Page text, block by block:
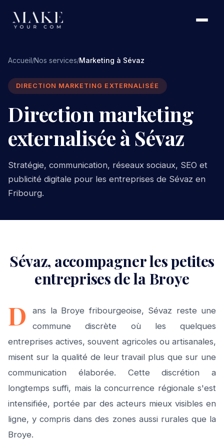
Accueil/Nos services/Marketing à Sévaz
DIRECTION MARKETING EXTERNALISÉE
Direction marketing
externalisée à Sévaz
Stratégie, communication, réseaux sociaux, SEO et
publicité digitale pour les entreprises de Sévaz en
Fribourg.
Sévaz, accompagner les petites
entreprises de la Broye
D
ans la Broye fribourgeoise, Sévaz reste une
commune discrète où les quelques
entreprises actives, souvent agricoles ou artisanales,
misent sur la qualité de leur travail plus que sur une
communication élaborée. Cette discrétion a
longtemps suffi, mais la concurrence régionale s'est
intensifiée, portée par des acteurs mieux visibles en
ligne, y compris dans des zones aussi rurales que la
Broye.